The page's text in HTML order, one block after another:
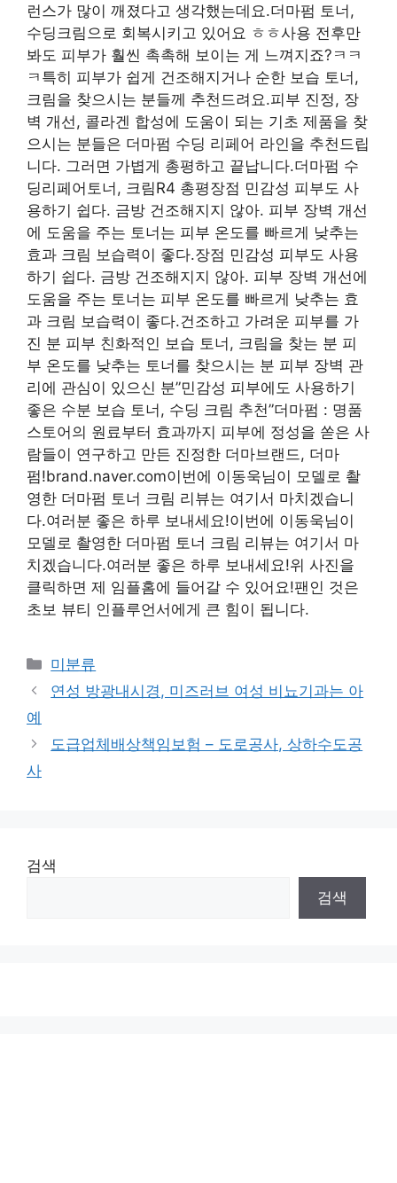
런스가 많이 깨졌다고 생각했는데요.더마펌 토너,
수딩크림으로 회복시키고 있어요 ㅎㅎ사용 전후만
봐도 피부가 훨씬 촉촉해 보이는 게 느껴지죠?ㅋㅋ
ㅋ특히 피부가 쉽게 건조해지거나 순한 보습 토너,
크림을 찾으시는 분들께 추천드려요.피부 진정, 장
벽 개선, 콜라겐 합성에 도움이 되는 기초 제품을 찾
으시는 분들은 더마펌 수딩 리페어 라인을 추천드립
니다. 그러면 가볍게 총평하고 끝납니다.더마펌 수
딩리페어토너, 크림R4 총평장점 민감성 피부도 사
용하기 쉽다. 금방 건조해지지 않아. 피부 장벽 개선
에 도움을 주는 토너는 피부 온도를 빠르게 낮추는
효과 크림 보습력이 좋다.장점 민감성 피부도 사용
하기 쉽다. 금방 건조해지지 않아. 피부 장벽 개선에
도움을 주는 토너는 피부 온도를 빠르게 낮추는 효
과 크림 보습력이 좋다.건조하고 가려운 피부를 가
진 분 피부 친화적인 보습 토너, 크림을 찾는 분 피
부 온도를 낮추는 토너를 찾으시는 분 피부 장벽 관
리에 관심이 있으신 분”민감성 피부에도 사용하기
좋은 수분 보습 토너, 수딩 크림 추천”더마펌 : 명품
스토어의 원료부터 효과까지 피부에 정성을 쏟은 사
람들이 연구하고 만든 진정한 더마브랜드, 더마
펌!brand.naver.com이번에 이동욱님이 모델로 촬
영한 더마펌 토너 크림 리뷰는 여기서 마치겠습니
다.여러분 좋은 하루 보내세요!이번에 이동욱님이
모델로 촬영한 더마펌 토너 크림 리뷰는 여기서 마
치겠습니다.여러분 좋은 하루 보내세요!위 사진을
클릭하면 제 임플홈에 들어갈 수 있어요!팬인 것은
초보 뷰티 인플루언서에게 큰 힘이 됩니다.
Categories
미분류
연성 방광내시경, 미즈러브 여성 비뇨기과는 아
예
도급업체배상책임보험 – 도로공사, 상하수도공
사
검색
검색